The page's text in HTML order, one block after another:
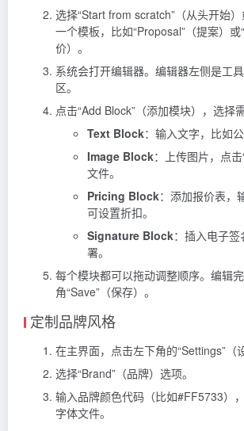
选择“Start from scratch”（从头开始
一个模板，比如“Proposal”（提案）或
价）。
系统会打开编辑器。编辑器左侧是工
区。
点击“Add Block”（添加模块），选择
Text Block：输入文字，比如公
Image Block：上传图片，点
文件。
Pricing Block：添加报价表，
可设置折扣。
Signature Block：插入电子
署。
每个模块都可以拖动调整顺序。编辑
角“Save”（保存）。
定制品牌风格
在主界面，点击左下角的“Settings”（
选择“Brand”（品牌）选项。
输入品牌颜色代码（比如#FF5733）
字体文件。